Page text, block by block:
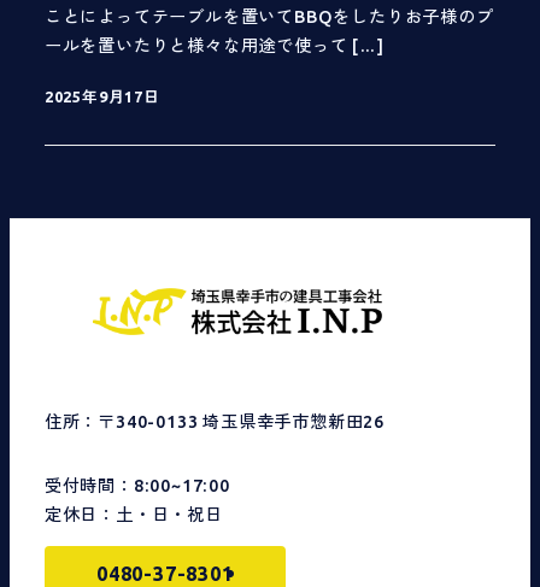
ことによってテーブルを置いてBBQをしたりお子様のプ
ールを置いたりと様々な用途で使って […]
投稿日
2025年9月17日
住所：〒340-0133 埼玉県幸手市惣新田26
受付時間：8:00~17:00
定休日：土・日・祝日
0480-37-8301